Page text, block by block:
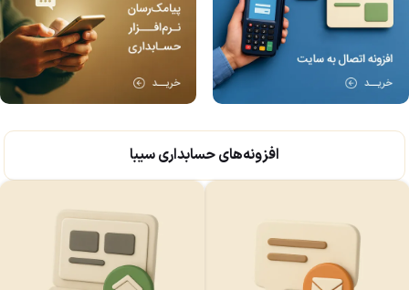
افزونه‌های حسابداری سیبا